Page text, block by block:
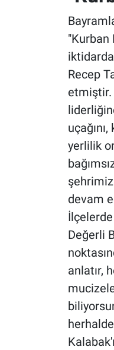
"Kurban
Recep
etmiştir.
yerlilik
şehrimiz
devam
Değerli
anlatır,